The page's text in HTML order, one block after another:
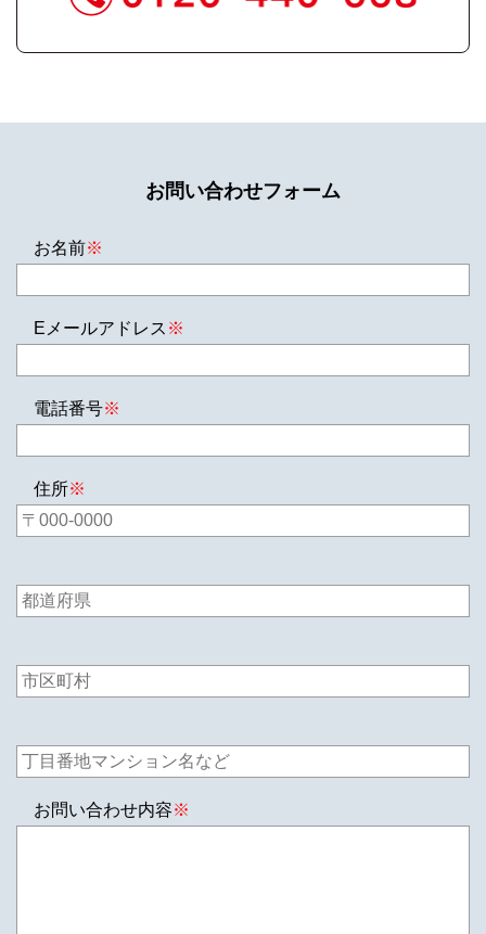
お問い合わせフォーム
お名前※
Eメールアドレス ※
電話番号※
住所※
お問い合わせ内容※